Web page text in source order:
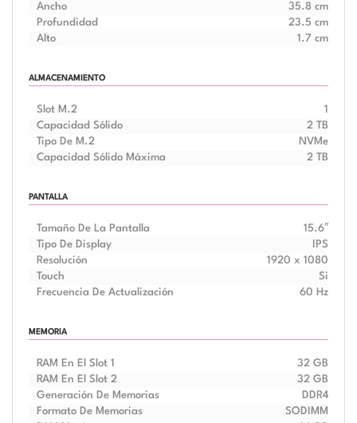
Ancho
35.8 cm
Profundidad
23.5 cm
Alto
1.7 cm
ALMACENAMIENTO
Slot M.2
1
Capacidad Sólido
2 TB
Tipo De M.2
NVMe
Capacidad Sólido Máxima
2 TB
PANTALLA
Tamaño De La Pantalla
15.6″
Tipo De Display
IPS
Resolución
1920 x 1080
Touch
Si
Frecuencia De Actualización
60 Hz
MEMORIA
RAM En El Slot 1
32 GB
RAM En El Slot 2
32 GB
Generación De Memorias
DDR4
Formato De Memorias
SODIMM